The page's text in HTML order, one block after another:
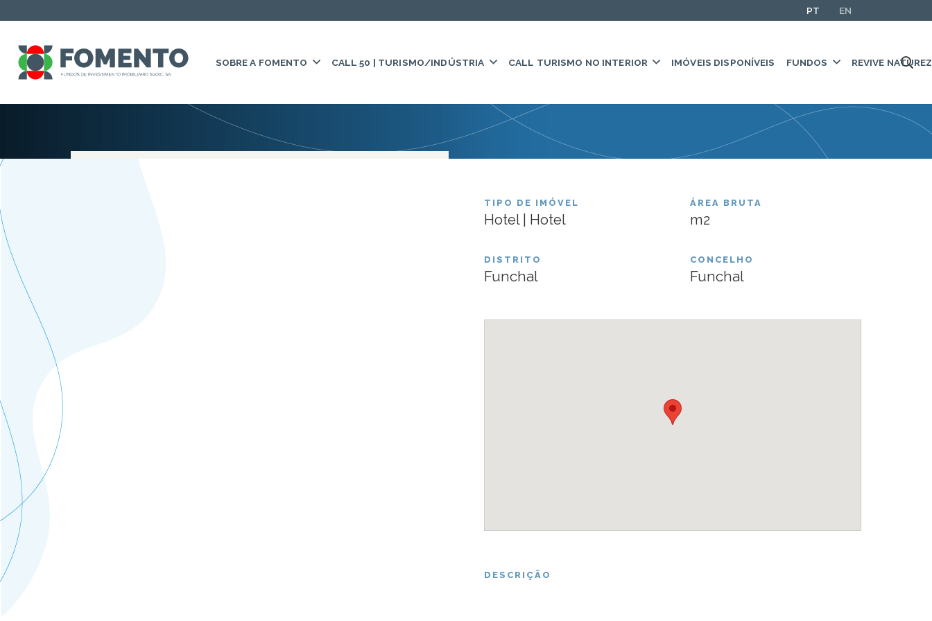
PT EN
SOBRE A FOMENTO CALL 50 | TURISMO/INDÚSTRIA CALL TURISMO NO INTERIOR IMÓVEIS DISPONÍVEIS FUNDOS REVIVE
Dorisol
TIPO DE IMÓVEL
Hotel | Hotel
ÁREA BRUTA
m2
DISTRITO
Funchal
CONCELHO
Funchal
DESCRIÇÃO